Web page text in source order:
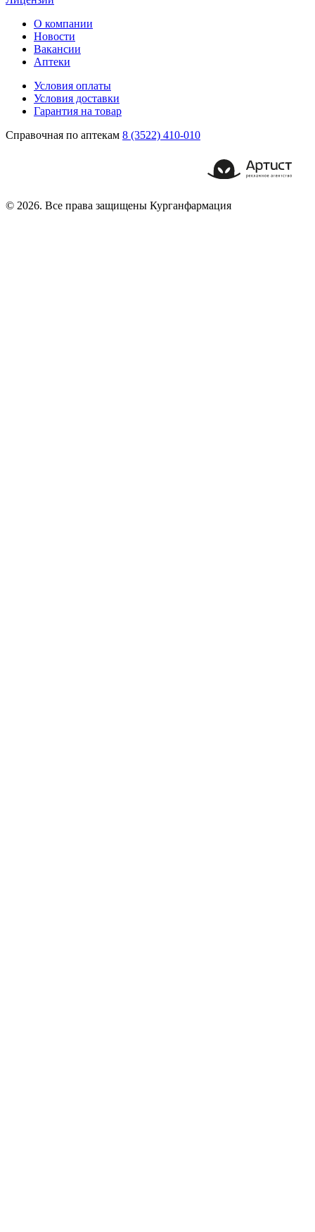
О компании
Новости
Вакансии
Аптеки
Условия оплаты
Условия доставки
Гарантия на товар
Справочная по аптекам 8 (3522) 410-010
© 2026. Все права защищены Курганфармация